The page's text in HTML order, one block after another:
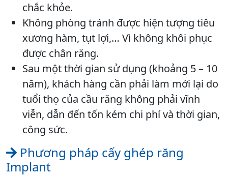
chắc khỏe.
Không phòng tránh được hiện tượng tiêu
xương hàm, tụt lợi,… Vì không khôi phục
được chân răng.
Sau một thời gian sử dụng (khoảng 5 – 10
năm), khách hàng cần phải làm mới lại do
tuổi thọ của cầu răng không phải vĩnh
viễn, dẫn đến tốn kém chi phí và thời gian,
công sức.
Phương pháp cấy ghép răng
Implant